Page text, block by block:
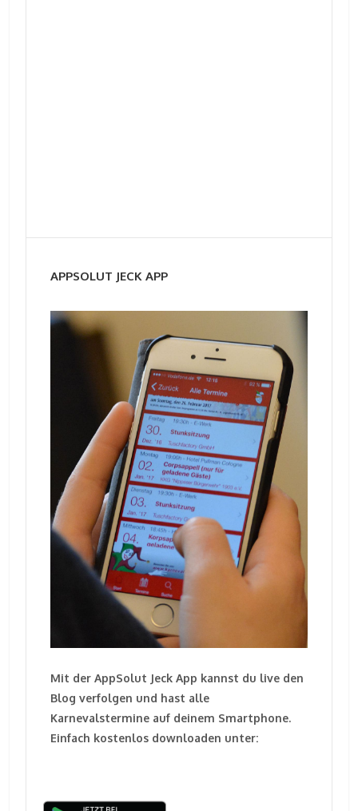
APPSOLUT JECK APP
Mit der AppSolut Jeck App kannst du live den
Blog verfolgen und hast alle
Karnevalstermine auf deinem Smartphone.
Einfach kostenlos downloaden unter: